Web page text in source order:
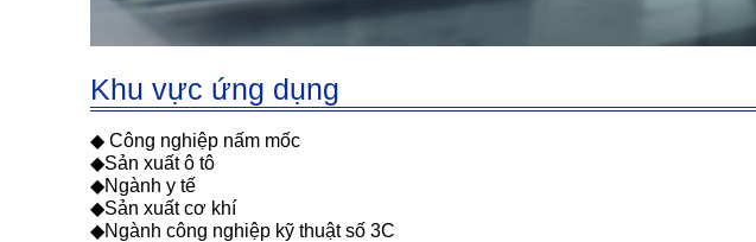
Khu vực ứng dụng
◆ Công nghiệp nấm mốc
◆Sản xuất ô tô
◆Ngành y tế
◆Sản xuất cơ khí
◆Ngành công nghiệp kỹ thuật số 3C